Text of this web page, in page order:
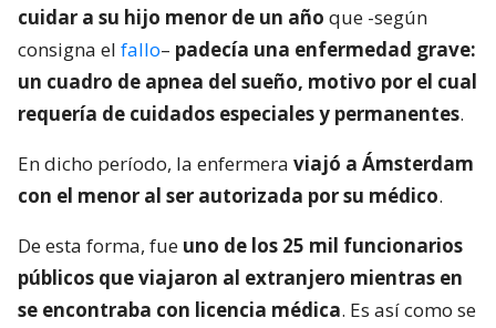
cuidar a su hijo menor de un año que -según
consigna el fallo– padecía una enfermedad grave:
un cuadro de apnea del sueño, motivo por el cual
requería de cuidados especiales y permanentes.
En dicho período, la enfermera viajó a Ámsterdam
con el menor al ser autorizada por su médico.
De esta forma, fue uno de los 25 mil funcionarios
públicos que viajaron al extranjero mientras en
se encontraba con licencia médica. Es así como se